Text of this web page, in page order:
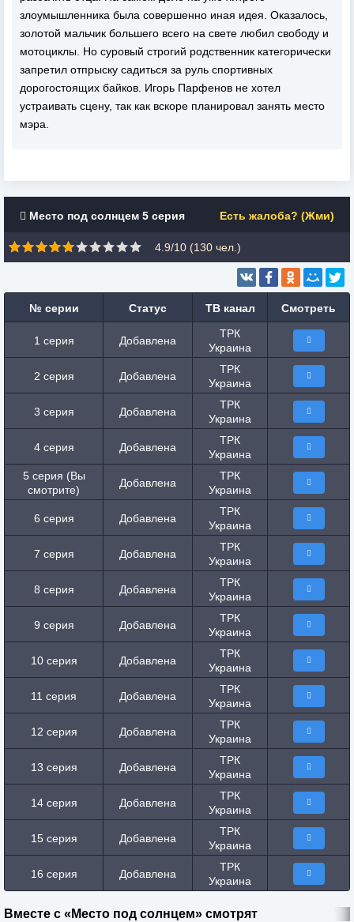
злоумышленника была совершенно иная идея. Оказалось,
золотой мальчик большего всего на свете любил свободу и
мотоциклы. Но суровый строгий родственник категорически
запретил отпрыску садиться за руль спортивных
дорогостоящих байков. Игорь Парфенов не хотел
устраивать сцену, так как вскоре планировал занять место
мэра.
Место под солнцем 5 серия Есть жалоба? (Жми)
4.9/10 (130 чел.)
№ серии Статус ТВ канал Смотреть
1 серия Добавлена
ТРК
Украина
2 серия Добавлена
ТРК
Украина
3 серия Добавлена
ТРК
Украина
4 серия Добавлена
ТРК
Украина
5 серия (Вы
смотрите)
Добавлена
ТРК
Украина
6 серия Добавлена
ТРК
Украина
7 серия Добавлена
ТРК
Украина
8 серия Добавлена
ТРК
Украина
9 серия Добавлена
ТРК
Украина
10 серия Добавлена
ТРК
Украина
11 серия Добавлена
ТРК
Украина
12 серия Добавлена
ТРК
Украина
13 серия Добавлена
ТРК
Украина
14 серия Добавлена
ТРК
Украина
15 серия Добавлена
ТРК
Украина
16 серия Добавлена
ТРК
Украина
Вместе с «Место под солнцем» смотрят